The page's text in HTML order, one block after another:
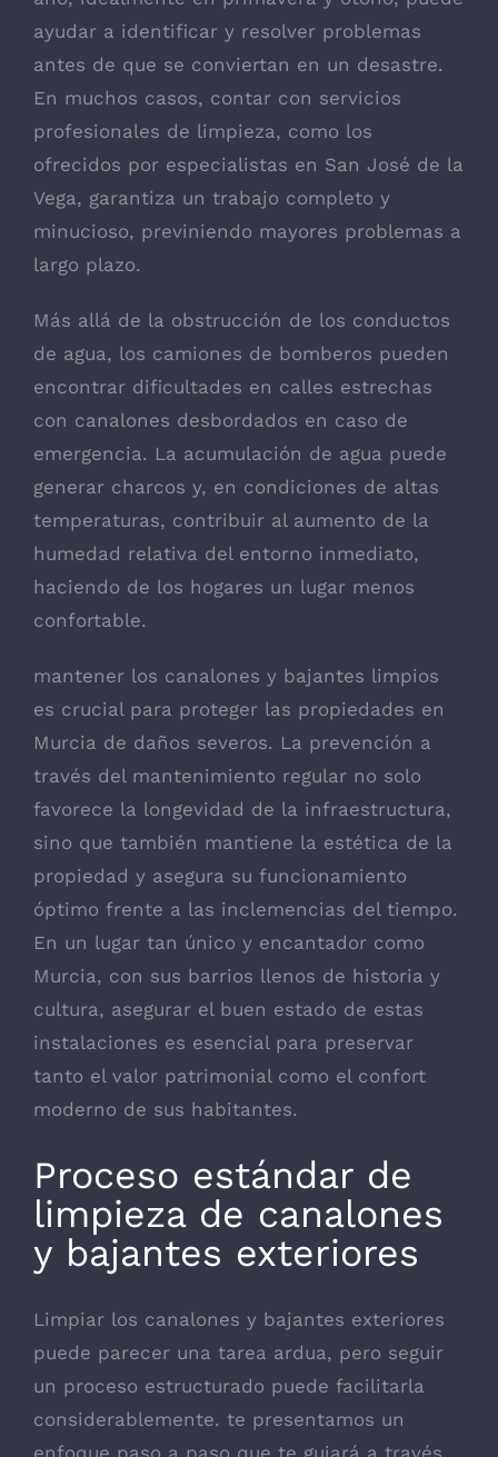
ayudar a identificar y resolver problemas
antes de que se conviertan en un desastre.
En muchos casos, contar con servicios
profesionales de limpieza, como los
ofrecidos por especialistas en San José de la
Vega, garantiza un trabajo completo y
minucioso, previniendo mayores problemas a
largo plazo.
Más allá de la obstrucción de los conductos
de agua, los camiones de bomberos pueden
encontrar dificultades en calles estrechas
con canalones desbordados en caso de
emergencia. La acumulación de agua puede
generar charcos y, en condiciones de altas
temperaturas, contribuir al aumento de la
humedad relativa del entorno inmediato,
haciendo de los hogares un lugar menos
confortable.
mantener los canalones y bajantes limpios
es crucial para proteger las propiedades en
Murcia de daños severos. La prevención a
través del mantenimiento regular no solo
favorece la longevidad de la infraestructura,
sino que también mantiene la estética de la
propiedad y asegura su funcionamiento
óptimo frente a las inclemencias del tiempo.
En un lugar tan único y encantador como
Murcia, con sus barrios llenos de historia y
cultura, asegurar el buen estado de estas
instalaciones es esencial para preservar
tanto el valor patrimonial como el confort
moderno de sus habitantes.
Proceso estándar de
limpieza de canalones
y bajantes exteriores
Limpiar los canalones y bajantes exteriores
puede parecer una tarea ardua, pero seguir
un proceso estructurado puede facilitarla
considerablemente. te presentamos un